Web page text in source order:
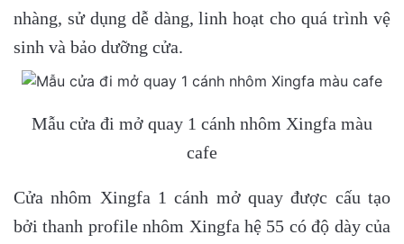
nhàng, sử dụng dễ dàng, linh hoạt cho quá trình vệ
sinh và bảo dưỡng cửa.
Mẫu cửa đi mở quay 1 cánh nhôm Xingfa màu
cafe
Cửa nhôm Xingfa 1 cánh mở quay được cấu tạo
bởi thanh profile nhôm Xingfa hệ 55 có độ dày của